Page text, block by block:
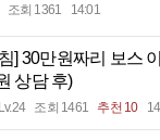
조회 1361 14:01
] 30만원짜리 보스
상담 후)
Lv.24 조회 1461 추천 10